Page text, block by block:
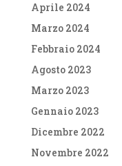
Aprile 2024
Marzo 2024
Febbraio 2024
Agosto 2023
Marzo 2023
Gennaio 2023
Dicembre 2022
Novembre 2022